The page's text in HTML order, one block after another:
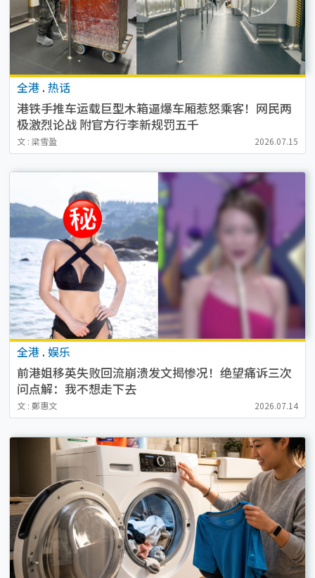
全港 . 热话
港铁手推车运载巨型木箱逼爆车厢惹怒乘客！网民两
极激烈论战 附官方行李新规罚五千
文 : 梁雪盈 2026.07.15
全港 . 娱乐
前港姐移英失败回流崩溃发文揭惨况！绝望痛诉三次
问点解：我不想走下去
文 : 鄭惠文 2026.07.14